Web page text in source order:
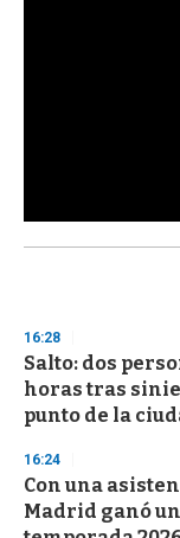
s
d
s
o
f
3
s
e
c
o
n
16:28
Salto: dos
horas tras
punto de la
16:24
Con una
Madrid ganó